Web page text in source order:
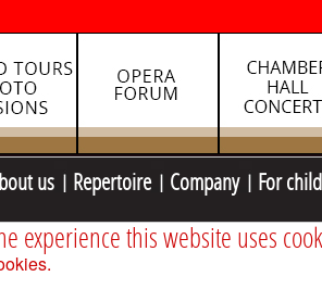
us Repertoire Company For
experience this website uses